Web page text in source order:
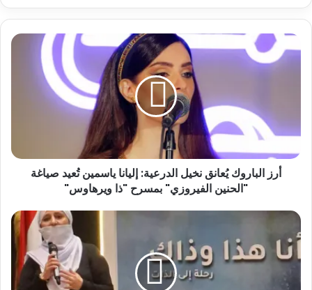
أرز الباروك يُعانق نخيل الدرعية: إليانا ياسمين تُعيد صياغة
"الحنين الفيروزي" بمسرح "ذا ويرهاوس"